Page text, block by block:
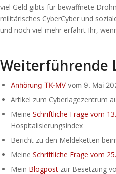
viel Geld gibts für bewaffnete
militärisches CyberCyber und
und noch viel mehr erfahrt Ihr,
Weiterführende
Anhörung TK-MV vom 9. Mai
Artikel zum Cyberlagezentrum
Meine Schriftliche Frage vom
Hospitalisierungsindex
Bericht zu den Meldeketten
Meine Schriftliche Frage vom
Mein Blogpost zur Besetzung